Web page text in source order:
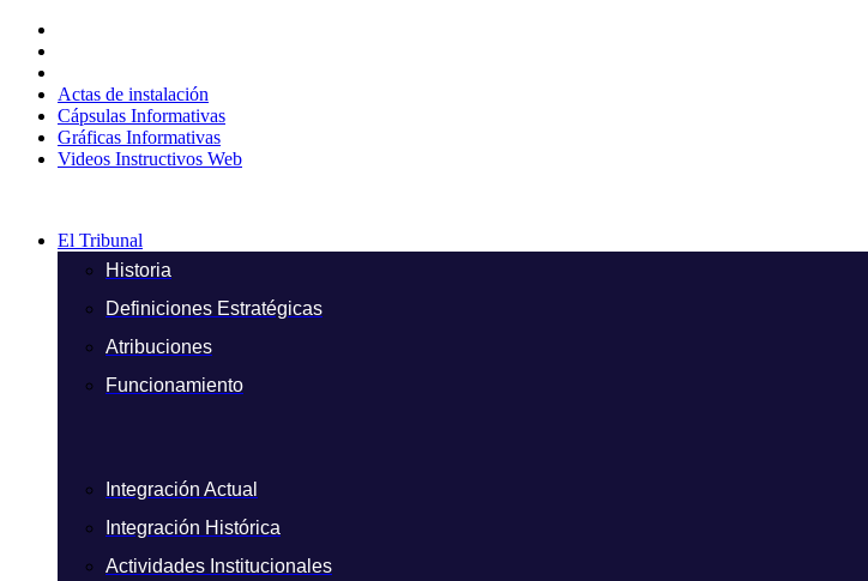
contenido
Actas de instalación
Cápsulas Informativas
Gráficas Informativas
Videos Instructivos Web
El Tribunal
Historia
Definiciones Estratégicas
Atribuciones
Funcionamiento
Integración Actual
Integración Histórica
Actividades Institucionales